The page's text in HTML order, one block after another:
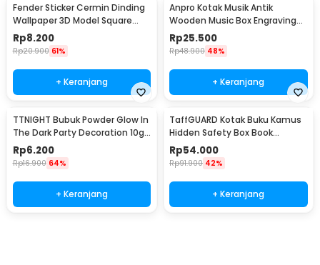
Fender Sticker Cermin Dinding
Wallpaper 3D Model Square
Mirror 9 PCS - Q353
Rp8.200
Rp20.900 61%
+ Keranjang
Anpro Kotak Musik Antik
Wooden Music Box Engraving
Harry Potter - ADQ0194
Rp25.500
Rp48.900 48%
+ Keranjang
TTNIGHT Bubuk Powder Glow In
The Dark Party Decoration 10g
- T01
Rp6.200
Rp16.900 64%
+ Keranjang
TaffGUARD Kotak Buku Kamus
Hidden Safety Box Book
Password Lock Size S - KB-10P
Rp54.000
Rp91.900 42%
+ Keranjang